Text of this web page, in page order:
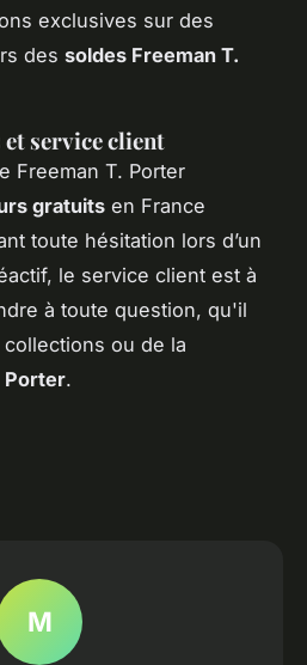
exclusives sur des
des soldes Freeman T.
service client
Freeman T. Porter
gratuits en France
toute hésitation lors d’un
le service client est à
à toute question, qu'il
ou de la
Porter.
M